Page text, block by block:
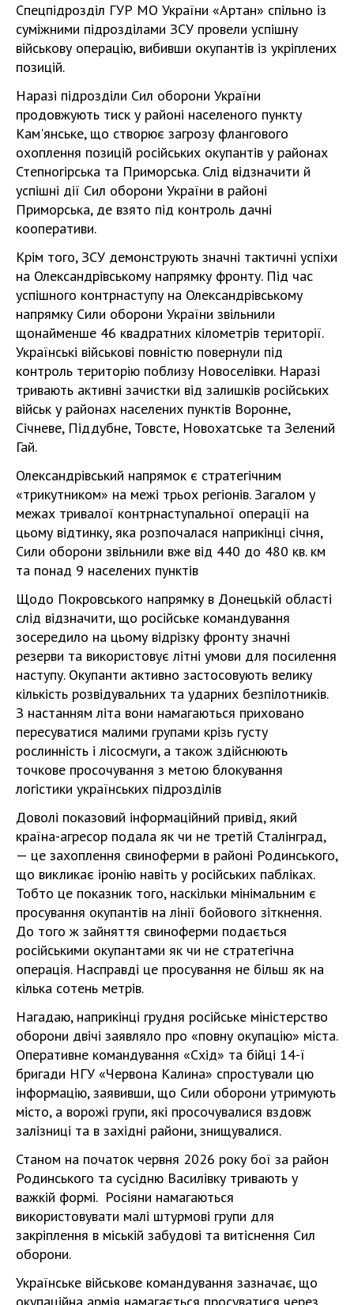
Спецпідрозділ ГУР МО України «Артан» спільно із
суміжними підрозділами ЗСУ провели успішну
військову операцію, вибивши окупантів із укріплених
позицій.
Наразі підрозділи Сил оборони України
продовжують тиск у районі населеного пункту
Кам'янське, що створює загрозу флангового
охоплення позицій російських окупантів у районах
Степногірська та Приморська. Слід відзначити й
успішні дії Сил оборони України в районі
Приморська, де взято під контроль дачні
кооперативи.
Крім того, ЗСУ демонструють значні тактичні успіхи
на Олександрівському напрямку фронту. Під час
успішного контрнаступу на Олександрівському
напрямку Сили оборони України звільнили
щонайменше 46 квадратних кілометрів території.
Українські військові повністю повернули під
контроль територію поблизу Новоселівки. Наразі
тривають активні зачистки від залишків російських
військ у районах населених пунктів Воронне,
Січневе, Піддубне, Товсте, Новохатське та Зелений
Гай.
Олександрівський напрямок є стратегічним
«трикутником» на межі трьох регіонів. Загалом у
межах тривалої контрнаступальної операції на
цьому відтинку, яка розпочалася наприкінці січня,
Сили оборони звільнили вже від 440 до 480 кв. км
та понад 9 населених пунктів
Щодо Покровського напрямку в Донецькій області
слід відзначити, що російське командування
зосередило на цьому відрізку фронту значні
резерви та використовує літні умови для посилення
наступу. Окупанти активно застосовують велику
кількість розвідувальних та ударних безпілотників.
З настанням літа вони намагаються приховано
пересуватися малими групами крізь густу
рослинність і лісосмуги, а також здійснюють
точкове просочування з метою блокування
логістики українських підрозділів
Доволі показовий інформаційний привід, який
країна-агресор подала як чи не третій Сталінград,
— це захоплення свиноферми в районі Родинського,
що викликає іронію навіть у російських пабліках.
Тобто це показник того, наскільки мінімальним є
просування окупантів на лінії бойового зіткнення.
До того ж зайняття свиноферми подається
російськими окупантами як чи не стратегічна
операція. Насправді це просування не більш як на
кілька сотень метрів.
Нагадаю, наприкінці грудня російське міністерство
оборони двічі заявляло про «повну окупацію» міста.
Оперативне командування «Схід» та бійці 14-ї
бригади НГУ «Червона Калина» спростували цю
інформацію, заявивши, що Сили оборони утримують
місто, а ворожі групи, які просочувалися вздовж
залізниці та в західні райони, знищувалися.
Станом на початок червня 2026 року бої за район
Родинського та сусідню Василівку тривають у
важкій формі. Росіяни намагаються
використовувати малі штурмові групи для
закріплення в міській забудові та витіснення Сил
оборони.
Українське військове командування зазначає, що